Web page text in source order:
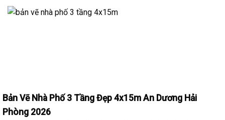
Bản Vẽ Nhà Phố 3 Tầng Đẹp 4x15m An Dương Hải
Phòng 2026